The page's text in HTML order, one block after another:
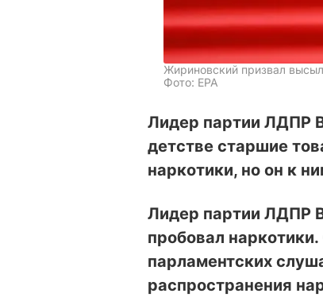
Жириновский призвал
Фото: ЕРА
Лидер партии ЛДПР
детстве старшие
наркотики, но он к
Лидер партии ЛДПР
пробовал
парламентских
распространения